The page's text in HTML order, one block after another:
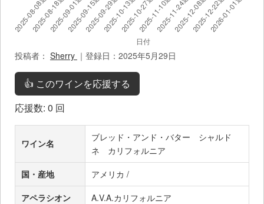
投稿者： Sherry ｜登録日：2025年5月29日
👍 このワインを応援する
応援数: 0 回
ワイン名
ブレッド・アンド・バター シャルド
ネ カリフォルニア
国・産地
アメリカ /
アペラシオン
A.V.A.カリフォルニア